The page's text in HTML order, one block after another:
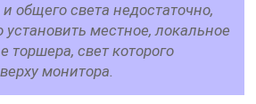
общего света недостаточно,
местное, локальное
торшера, свет которого
монитора.